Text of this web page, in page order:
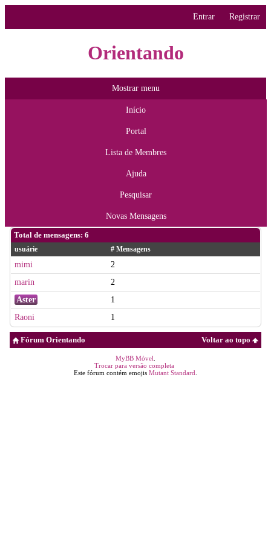
Entrar Registrar
Orientando
Mostrar menu
Início
Portal
Lista de Membres
Ajuda
Pesquisar
Novas Mensagens
Total de mensagens: 6
usuárie # Mensagens
mimi
2
marin
2
Aster
1
Raoni
1
Voltar ao topo
Fórum Orientando
MyBB Móvel
Trocar para versão completa
Este fórum contém emojis Mutant Standard